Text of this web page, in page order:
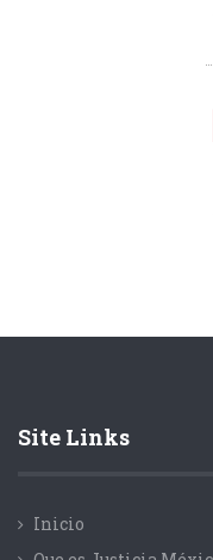
Site Links
Inicio